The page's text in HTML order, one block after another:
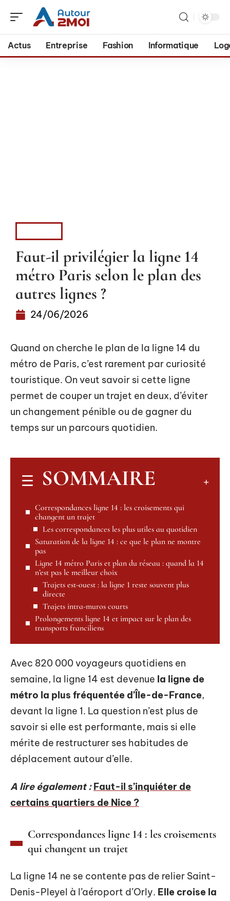
Actus Entreprise Fashion Informatique
Faut-il privilégier la ligne 14
métro Paris selon le plan des
autres lignes ?
24/06/2026
Quand on cherche le plan de la ligne 14 du
métro de Paris, c’est rarement par curiosité
touristique. On veut savoir si cette ligne
permet de couper un trajet en deux, d’éviter
un changement pénible ou de gagner du
temps sur un parcours quotidien.
SOMMAIRE
Correspondances ligne 14 : les croisements qui
changent un trajet
Les correspondances les plus utiles au quotidien
Saturation de la ligne 14 : ce que le plan ne montre
pas
Ligne 14 métro Paris et plan du réseau : quand la 14
n’est pas le meilleur choix
Trajets est-ouest : la ligne 1 reste souvent plus
directe
Trajets intra-muros courts
Prolongements ligne 14 et impact sur le plan des
transports franciliens
Avec 820 000 voyageurs quotidiens en
semaine, la ligne 14 est devenue la ligne de
métro la plus fréquentée d’Île-de-France,
devant la ligne 1. La question n’est plus de
savoir si elle est performante, mais si elle
mérite de restructurer ses habitudes de
déplacement autour d’elle.
A lire également : Faut-il s’inquiéter de
certains quartiers de Nice ?
Correspondances ligne 14 : les croisements
qui changent un trajet
La ligne 14 ne se contente pas de relier Saint-
Denis-Pleyel à l’aéroport d’Orly. Elle croise la